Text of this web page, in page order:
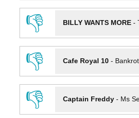
👎
BILLY WANTS MORE-
👎
Cafe Royal 10-
👎
Captain Freddy- Ms